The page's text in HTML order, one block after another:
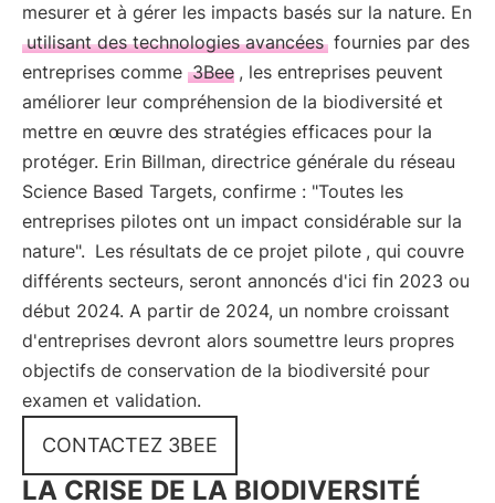
mesurer et à gérer les impacts basés sur la nature. En
utilisant des technologies avancées fournies par des
entreprises comme 3Bee , les entreprises peuvent
améliorer leur compréhension de la biodiversité et
mettre en œuvre des stratégies efficaces pour la
protéger. Erin Billman, directrice générale du réseau
Science Based Targets, confirme : "Toutes les
entreprises pilotes ont un impact considérable sur la
nature". Les résultats de ce projet pilote , qui couvre
différents secteurs, seront annoncés d'ici fin 2023 ou
début 2024. A partir de 2024, un nombre croissant
d'entreprises devront alors soumettre leurs propres
objectifs de conservation de la biodiversité pour
examen et validation.
CONTACTEZ 3BEE
LA CRISE DE LA BIODIVERSITÉ